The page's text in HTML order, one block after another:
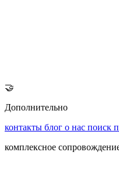
🤝
Дополнительно
контакты блог о нас поиск
комплексное